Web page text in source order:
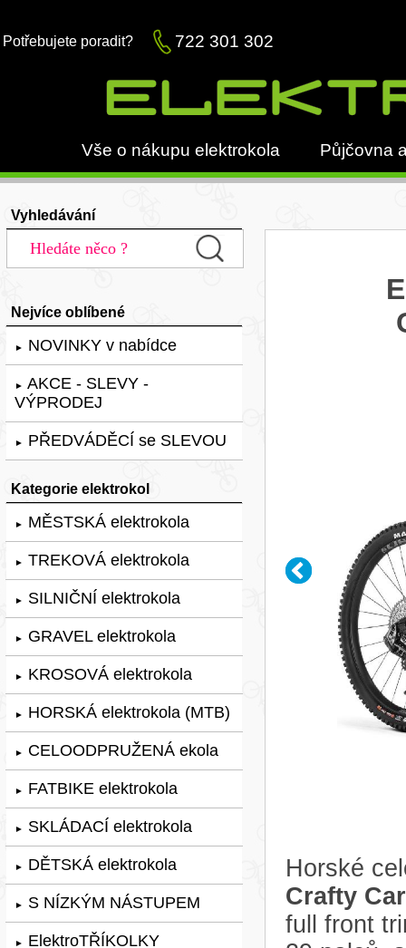
Potřebujete poradit? 722 301 302
Vše o nákupu elektrokola Půjčovna
Vyhledávání
Nejvíce oblíbené
► NOVINKY v nabídce
► AKCE - SLEVY -
VÝPRODEJ
► PŘEDVÁDĚCÍ se SLEVOU
Kategorie elektrokol
► MĚSTSKÁ elektrokola
► TREKOVÁ elektrokola
► SILNIČNÍ elektrokola
► GRAVEL elektrokola
► KROSOVÁ elektrokola
► HORSKÁ elektrokola (MTB)
► CELOODPRUŽENÁ ekola
► FATBIKE elektrokola
► SKLÁDACÍ elektrokola
► DĚTSKÁ elektrokola
► S NÍZKÝM NÁSTUPEM
► ElektroTŘÍKOLKY
Horské
Crafty
full front